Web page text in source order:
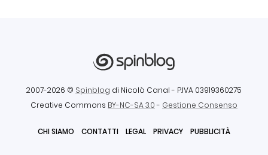
2007-2026 © Spinblog di Nicolò Canal - P.IVA 03919360275
Creative Commons BY-NC-SA 3.0- Gestione Consenso
CHI SIAMO CONTATTI LEGAL PRIVACY PUBBLICITÀ